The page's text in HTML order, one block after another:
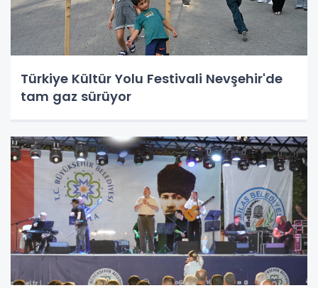
Türkiye Kültür Yolu Festivali Nevşehir'de
tam gaz sürüyor